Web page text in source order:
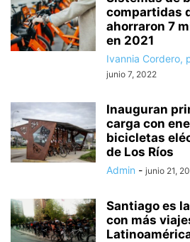
compartidas
ahorraron 7
en 2021
Ivannia Cordero,
junio 7, 2022
Inauguran
carga con
bicicletas
de Los Ríos
Admin - junio 21,
Santiago es
con más